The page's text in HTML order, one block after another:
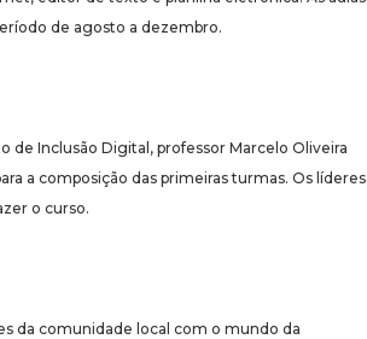
de agosto a dezembro.
Inclusão Digital, professor Marcelo Oliveira
a composição das primeiras turmas. Os líderes
o curso.
da comunidade local com o mundo da